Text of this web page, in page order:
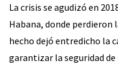
La crisis se agudizó en
Habana, donde perdieron
hecho dejó entredicho la
garantizar la seguridad